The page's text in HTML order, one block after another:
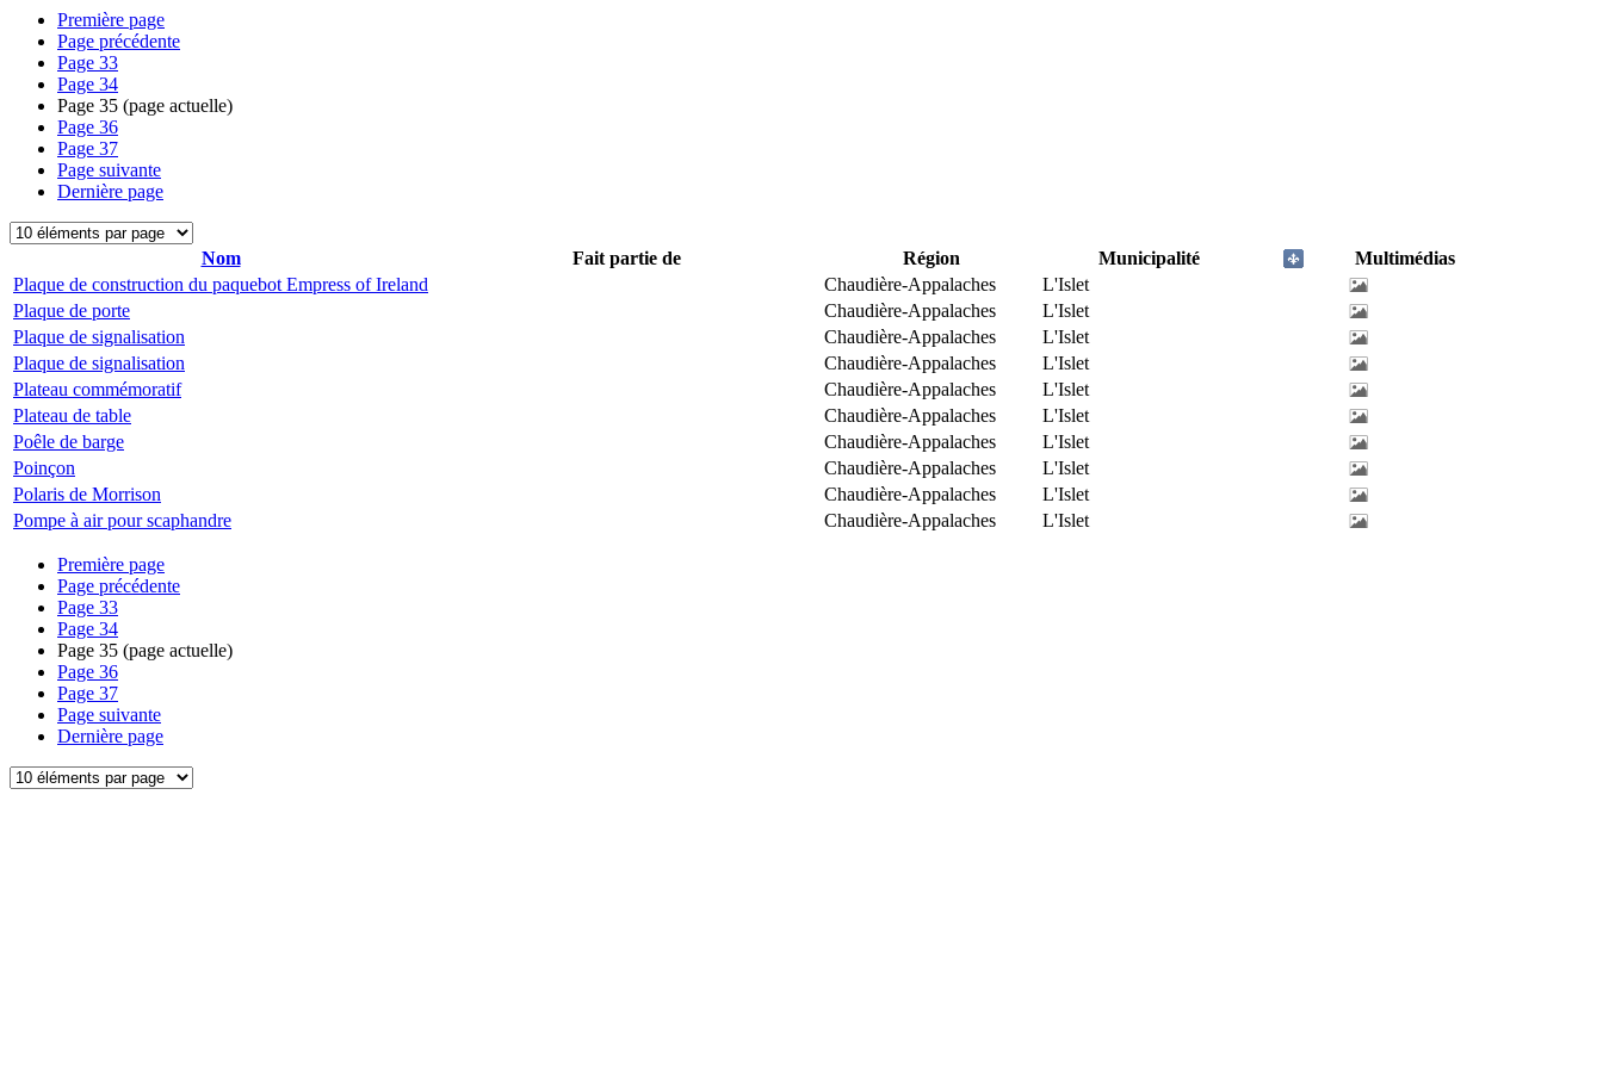
Première page
Page précédente
Page 33
Page 34
Page 35 (page actuelle)
Page 36
Page 37
Page suivante
Dernière page
Nom Fait partie de Région Municipalité
Multimédias
Plaque de construction du paquebot Empress of Ireland
Chaudière-Appalaches
L'Islet
Plaque de porte
Chaudière-Appalaches
L'Islet
Plaque de signalisation
Chaudière-Appalaches
L'Islet
Plaque de signalisation
Chaudière-Appalaches
L'Islet
Plateau commémoratif
Chaudière-Appalaches
L'Islet
Plateau de table
Chaudière-Appalaches
L'Islet
Poêle de barge
Chaudière-Appalaches
L'Islet
Poinçon
Chaudière-Appalaches
L'Islet
Polaris de Morrison
Chaudière-Appalaches
L'Islet
Pompe à air pour scaphandre
Chaudière-Appalaches L'Islet
Première page
Page précédente
Page 33
Page 34
Page 35 (page actuelle)
Page 36
Page 37
Page suivante
Dernière page